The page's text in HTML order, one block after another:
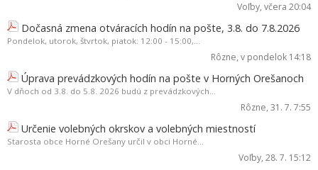
Voľby, včera 20:04
Dočasná zmena otváracích hodín na pošte, 3.8. do 7.8.2026
Pondelok, utorok, štvrtok, piatok: 12:00 - 15:00,...
Rôzne, v pondelok 14:18
Úprava prevádzkových hodín na pošte v Horných Orešanoch
V dňoch od 3.8. do 5.8. 2026 budú z prevádzkových...
Rôzne, 31. 7. 7:55
Určenie volebných okrskov a volebných miestností
Starosta obce Horné Orešany určil v obci Horné...
Voľby, 28. 7. 15:12